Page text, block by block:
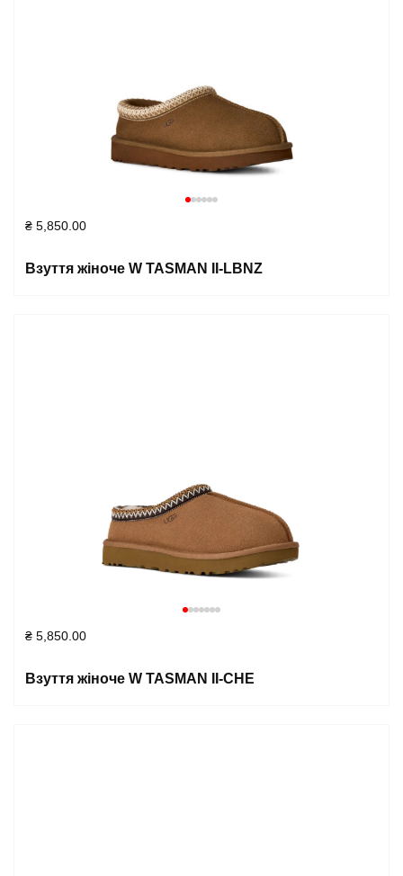
₴ 5,850.00
Взуття жіноче W TASMAN II-LBNZ
₴ 5,850.00
Взуття жіноче W TASMAN II-CHE